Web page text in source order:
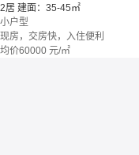
2居 建面：35-45㎡
小户型
现房，交房快，入住便利
均价60000 元/㎡